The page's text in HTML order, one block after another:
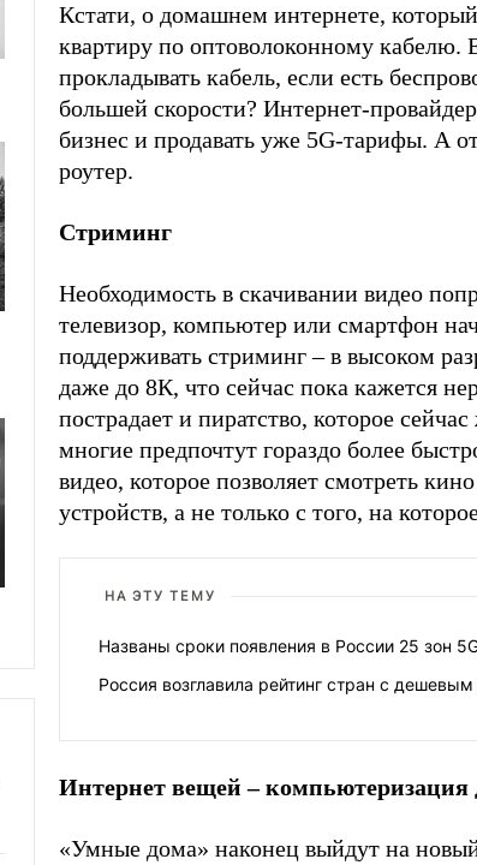
Кстати, о домашнем интернете,
квартиру по оптоволоконному кабелю.
прокладывать кабель, если есть
большей скорости? Интернет-
бизнес и продавать уже 5G-тарифы. А
роутер.
Стриминг
Необходимость в скачивании видео
телевизор, компьютер или смартфон
поддерживать стриминг – в высоком
даже до 8К, что сейчас пока кажется
пострадает и пиратство, которое
многие предпочтут гораздо более
видео, которое позволяет смотреть
устройств, а не только с того, на
НА ЭТУ ТЕМУ
Названы сроки появления в России 25 зон
Россия возглавила рейтинг стран с
Интернет вещей – компьютеризация
«Умные дома» наконец выйдут на